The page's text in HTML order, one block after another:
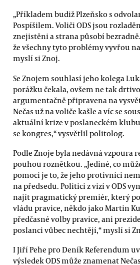
„Příkladem budiž Plzeňsko s
Pospíšilem. Voliči ODS jsou
znejistěni a strana působí
že všechny tyto problémy vyvřou
myslí si Znoj.
Se Znojem souhlasí jeho kolega
porážku čekala, ovšem ne tak
argumentačně připravena na
Nečas už na voliče kašle a víc se
aktuální krize v poslaneckém klubu
se kongres,“ vysvětlil politolog.
Podle Znoje byla nedávná vzpoura
pouhou roznětkou. „Jediné, co
pomoci je to, že jeho protivníci
na předsedu. Politici z vizí v ODS
najít pragmatický premiér, který
vládu pravice, někdo jako Martin
předčasné volby pravice, ani
poslanci vůbec nechtějí,“ myslí si
I Jiří Pehe pro Deník Referendum
výsledek ODS může znamenat